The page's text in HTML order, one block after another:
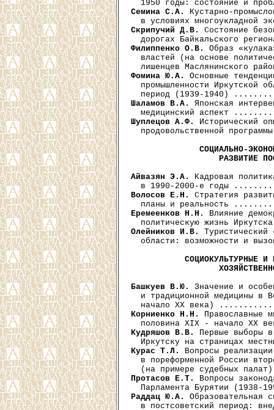
Семина С.А.
Кустарно-
Скрипучий Д.В.
Состояние
Филиппенко О.В.
Образ
властей (на основе
Фомина Ю.А.
Основные
промышленности Иркутской
Шаламов В.А.
Японская
Шуплецов А.Ф.
Исторический
продовольственной
СОЦИАЛЬНО-
РАЗВИТИЕ
Айвазян Э.А.
Кадровая
Волосов Е.Н.
Стратегия
Еремеенков Н.Н.
Влияние
Олейников И.В.
области: возможности и
СОЦИОКУЛЬТУРНЫЕ И
Башкуев В.Ю.
Значение и
и традиционной медицины в
Корниенко Н.Н.
Православные
Кудряшов В.В.
Первые выборы
Курас Т.Л.
Вопросы
в пореформенной России
Протасов Е.Т.
Вопросы
Раддац Ю.А.
Образовательная